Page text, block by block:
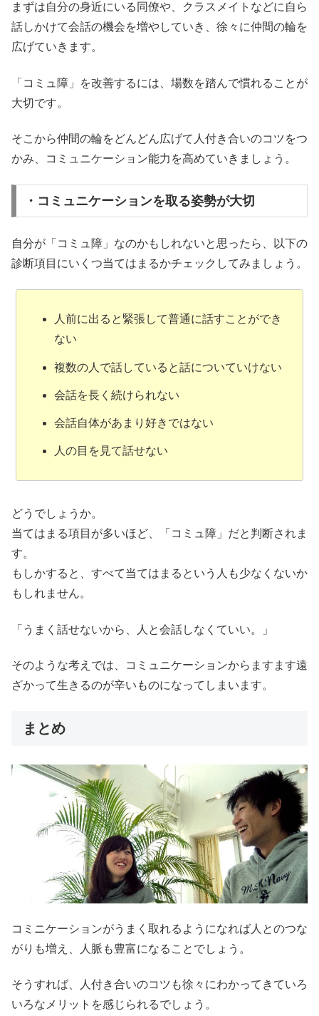
まずは自分の身近にいる同僚や、クラスメイトなどに自ら
話しかけて会話の機会を増やしていき、徐々に仲間の輪を
広げていきます。
「コミュ障」を改善するには、場数を踏んで慣れることが
大切です。
そこから仲間の輪をどんどん広げて人付き合いのコツをつ
かみ、コミュニケーション能力を高めていきましょう。
・コミュニケーションを取る姿勢が大切
自分が「コミュ障」なのかもしれないと思ったら、以下の
診断項目にいくつ当てはまるかチェックしてみましょう。
人前に出ると緊張して普通に話すことができ
ない
複数の人で話していると話についていけない
会話を長く続けられない
会話自体があまり好きではない
人の目を見て話せない
どうでしょうか。
当てはまる項目が多いほど、「コミュ障」だと判断されま
す。
もしかすると、すべて当てはまるという人も少なくないか
もしれません。
「うまく話せないから、人と会話しなくていい。」
そのような考えでは、コミュニケーションからますます遠
ざかって生きるのが辛いものになってしまいます。
まとめ
コミニケーションがうまく取れるようになれば人とのつな
がりも増え、人脈も豊富になることでしょう。
そうすれば、人付き合いのコツも徐々にわかってきていろ
いろなメリットを感じられるでしょう。